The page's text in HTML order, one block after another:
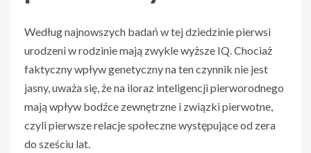
Według najnowszych badań w tej dziedzinie pierwsi
urodzeni w rodzinie mają zwykle wyższe IQ. Chociaż
faktyczny wpływ genetyczny na ten czynnik nie jest
jasny, uważa się, że na iloraz inteligencji pierworodnego
mają wpływ bodźce zewnętrzne i związki pierwotne,
czyli pierwsze relacje społeczne występujące od zera
do sześciu lat.